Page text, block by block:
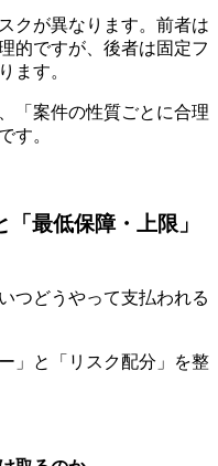
クが異なります。前者は
的ですが、後者は固定フ
ます。
「案件の性質ごとに合理
す。
最低保障・上限」
つどうやって支払われる
」と「リスク配分」を整